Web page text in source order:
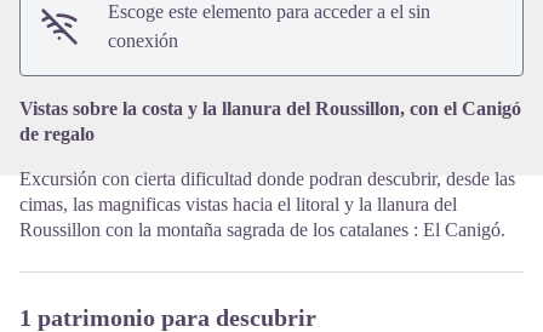
Escoge este elemento para acceder a el sin
conexión
Vistas sobre la costa y la llanura del Roussillon, con el Canigó
de regalo
Excursión con cierta dificultad donde podran descubrir, desde las
cimas, las magnificas vistas hacia el litoral y la llanura del
Roussillon con la montaña sagrada de los catalanes : El Canigó.
1 patrimonio para descubrir